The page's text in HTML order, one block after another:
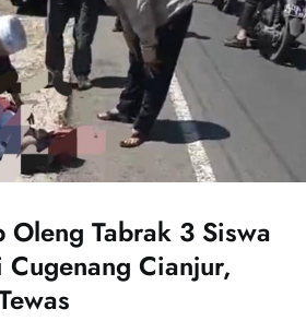
Oleng Tabrak 3 Siswa
Cugenang Cianjur,